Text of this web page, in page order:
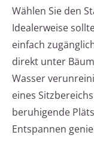
Wählen Sie den
Idealerweise
einfach
direkt unter
Wasser
eines
beruhigende
Entspannen